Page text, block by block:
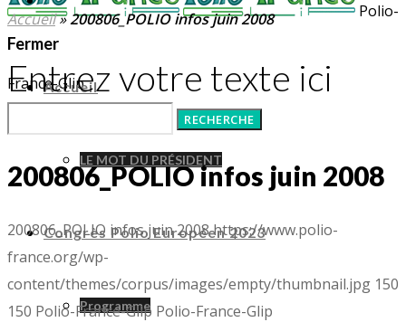
Polio-
France-Glip
Accueil
LE MOT DU PRÉSIDENT
Congrès Polio Européen 2023
Programme
Accueil»200806_POLIO infos juin 2008
Fermer
Entrez votre texte ici
200806_POLIO infos juin 2008
200806_POLIO infos juin 2008https://www.polio-
france.org/wp-
content/themes/corpus/images/empty/thumbnail.jpg 150
150 Polio-France-Glip Polio-France-Glip